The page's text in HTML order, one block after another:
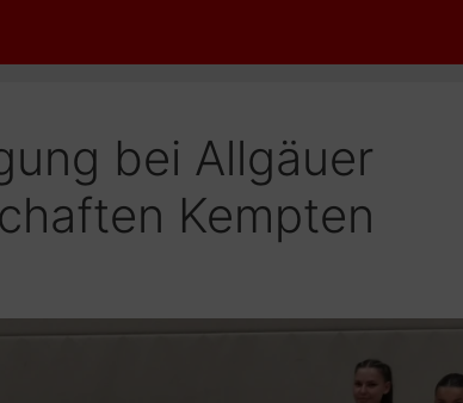
bei Allgäuer
Kempten